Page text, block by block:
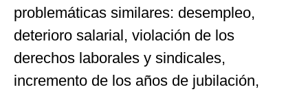
problemáticas similares: desempleo,
deterioro salarial, violación de los
derechos laborales y sindicales,
incremento de los años de jubilación,